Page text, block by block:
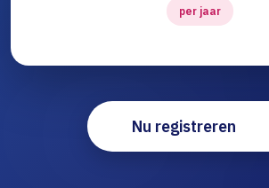
per jaar
Nu registreren